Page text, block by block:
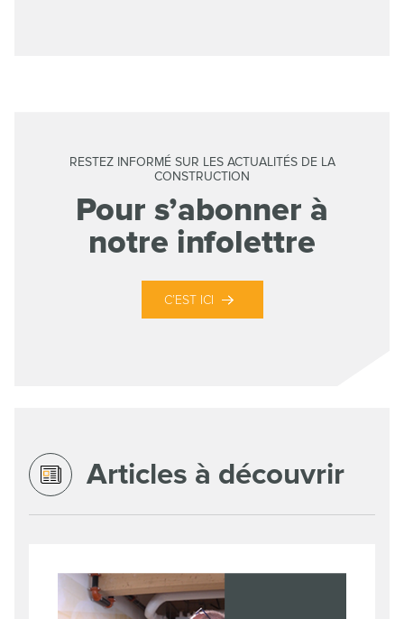
RESTEZ INFORMÉ SUR LES ACTUALITÉS DE LA
CONSTRUCTION
Pour s’abonner à
notre infolettre
C’EST ICI
Articles à découvrir